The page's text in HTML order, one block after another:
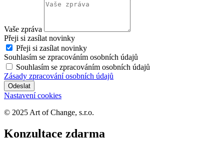
Vaše zpráva
Přeji si zasílat novinky
Přeji si zasílat novinky
Souhlasím se zpracováním osobních údajů
Souhlasím se zpracováním osobních údajů
Zásady zpracování osobních údajů
Odeslat
Nastavení cookies
© 2025 Art of Change, s.r.o.
Konzultace zdarma